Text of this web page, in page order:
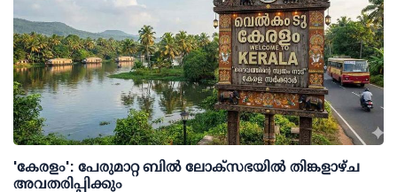
'കേരളം': പേരുമാറ്റ ബില്‍ ലോക്സഭയില്‍ തിങ്കളാഴ്ച
അവതരിപ്പിക്കും